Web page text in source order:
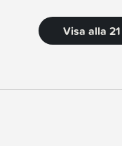
Visa alla